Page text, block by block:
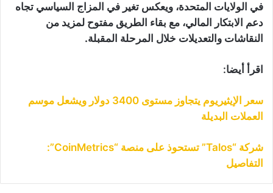
في الولايات المتحدة، ويعكس تغير في المزاج السياسي تجاه
دعم الابتكار المالي، مع بقاء الطريق مفتوح لمزيد من
النقاشات والتعديلات خلال المرحلة المقبلة.
اقرأ أيضا:
سعر الإيثيريوم يتجاوز مستوى 3400 دولار ويشعل موسم
العملات البديلة
شركة “Talos” تستحوذ على منصة “CoinMetrics”:
التفاصيل